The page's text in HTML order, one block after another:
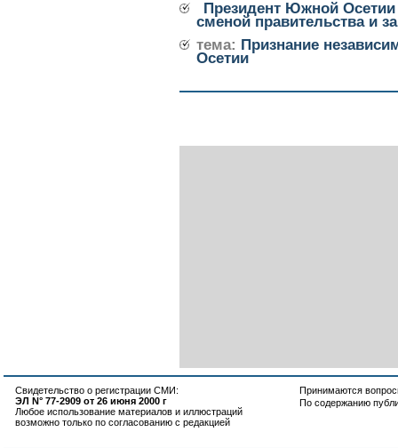
Президент Южной
сменой правительства и
тема: Признание
Осетии
Свидетельство о регистрации СМИ:
ЭЛ N° 77-2909 от 26 июня 2000 г
Любое использование материалов и иллюстраций
возможно только по согласованию с редакцией
Принимаются
По содержанию